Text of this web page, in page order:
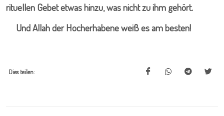
rituellen Gebet etwas hinzu, was nicht zu ihm gehört.
Und Allah der Hocherhabene weiß es am besten!
Dies teilen: